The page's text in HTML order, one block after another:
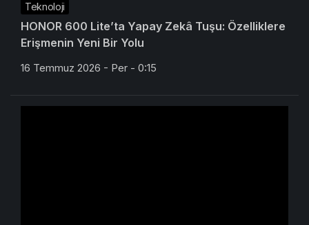
Teknoloji
HONOR 600 Lite’ta Yapay Zekâ Tuşu: Özelliklere
Erişmenin Yeni Bir Yolu
16 Temmuz 2026 - Per - 0:15